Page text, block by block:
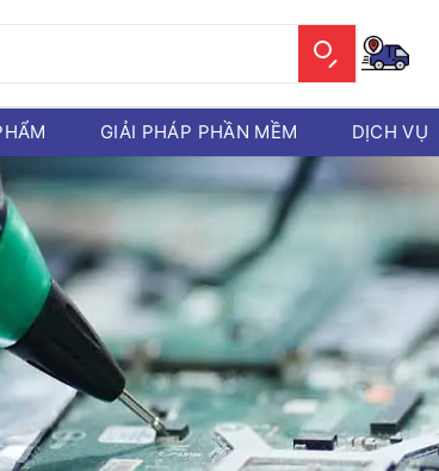
GIẢI PHÁP PHẦN MỀM DỊCH VỤ